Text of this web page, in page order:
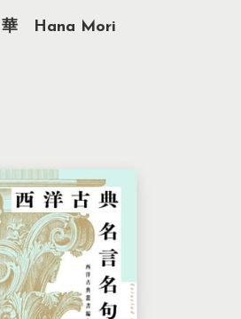
華　Hana Mori